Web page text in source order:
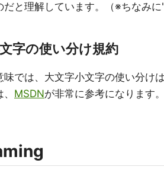
だと理解しています。（※ちなみ
字の使い分け規約
味では、大文字小文字の使い分け
MSDNが非常に参考になります。